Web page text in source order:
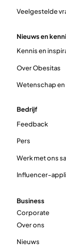
Veelgestelde
Nieuws en
Kennis en
Over Obesitas
Wetenschap
Bedrijf
Feedback
Pers
Werk met ons
Influencer-
Business
Corporate
Over ons
Nieuws